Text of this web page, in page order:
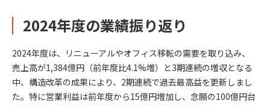
2024年度の業績振り返り
2024年度は、リニューアルやオフィス移転の需要を取り込み、
売上高が1,384億円（前年度比4.1%増）と3期連続の増収となる
中、構造改革の成果により、2期連続で過去最高益を更新しまし
た。特に営業利益は前年度から15億円増加し、念願の100億円台